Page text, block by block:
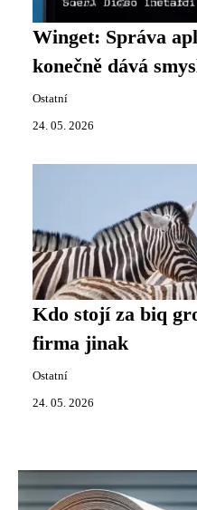
Winget: Správa
konečně dává
Ostatní
24. 05. 2026
Kdo stojí za biq
firma jinak
Ostatní
24. 05. 2026